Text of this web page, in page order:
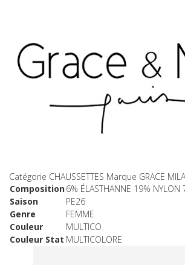
Catégorie CHAUSSETTES Marque GRACE MILA
Composition6% ÉLASTHANNE 19% NYLON
Saison
PE26
Genre
FEMME
Couleur
MULTICO
Couleur Stat MULTICOLORE